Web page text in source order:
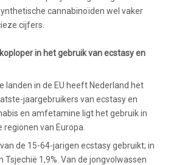
cannabinoïden wel vaker
cijfers.
in het gebruik van ecstasy en
landen in de EU heeft Nederland het
jaargebruikers van ecstasy en
en amfetamine ligt het gebruik in
regionen van Europa.
de 15-64-jarigen ecstasy gebruikt; in
Tsjechië 1,9%. Van de jongvolwassen